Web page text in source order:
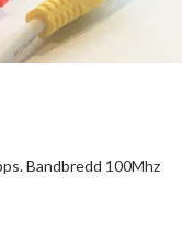
Bandbredd 100Mhz